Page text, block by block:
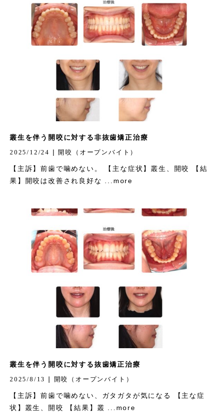
叢生を伴う開咬に対する非抜歯矯正治療
2025/12/24 |開咬（オープンバイト）
【主訴】前歯で噛めない。 【主な症状】叢生、開咬 【結
果】開咬は改善され良好な ...more
叢生を伴う開咬に対する抜歯矯正治療
2025/8/13 | 開咬（オープンバイト）
【主訴】前歯で噛めない、ガタガタが気になる 【主な症
状】叢生、開咬 【結果】叢 ...more